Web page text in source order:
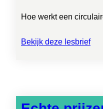
Hoe werkt een
Bekijk deze lesbrief